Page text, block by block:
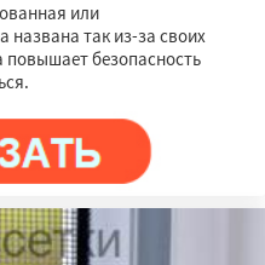
или
названа так из-за своих
безопасность